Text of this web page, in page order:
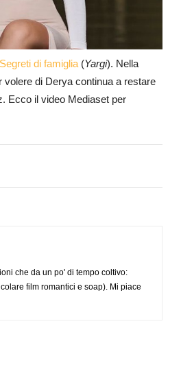
Segreti di famiglia (Yargi). Nella
volere di Derya continua a restare
Ecco il video Mediaset per
che da un po' di tempo coltivo:
film romantici e soap). Mi piace